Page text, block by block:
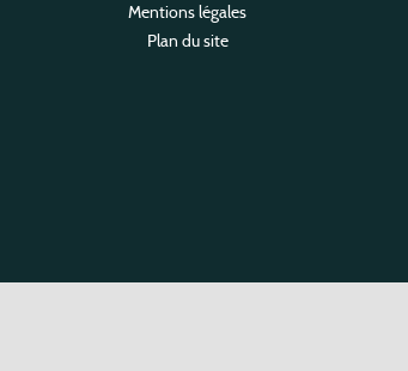
Mentions légales
Plan du site